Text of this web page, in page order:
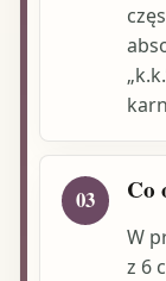
03 Co
W
z 6